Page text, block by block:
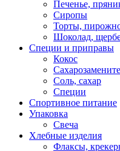
Печенье,
Сиропы
Торты,
Шоколад,
Специи и приправы
Кокос
Соль, сахар
Специи
Спортивное питание
Упаковка
Свеча
Хлебные изделия
Флаксы,